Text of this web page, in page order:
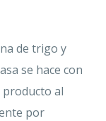
de trigo y
se hace con
producto al
por